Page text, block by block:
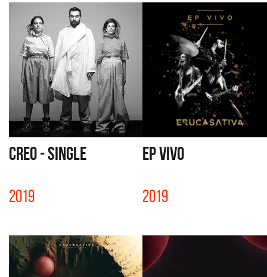
CREO - SINGLE
2019
EP VIVO
2019